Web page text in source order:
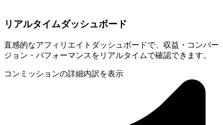
リアルタイムダッシュボード
直感的なアフィリエイトダッシュボードで、収益・コンバー
ジョン・パフォーマンスをリアルタイムで確認できます。
コンミッションの詳細内訳を表示